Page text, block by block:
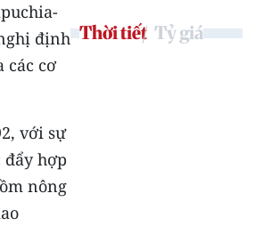
định
các cơ
với sự
đẩy hợp
nông
Thời tiết Tỷ giá